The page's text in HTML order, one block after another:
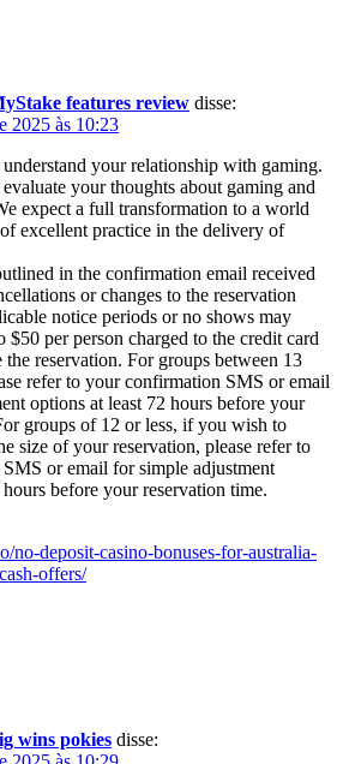
features review disse:
2025 às 10:23
your relationship with gaming.
your thoughts about gaming and
expect a full transformation to a world
excellent practice in the delivery of
in the confirmation email received
or changes to the reservation
notice periods or no shows may
$50 per person charged to the credit card
the reservation. For groups between 13
refer to your confirmation SMS or email
options at least 72 hours before your
groups of 12 or less, if you wish to
size of your reservation, please refer to
or email for simple adjustment
before your reservation time.
no-deposit-casino-bonuses-for-australia-
offers/
wins pokies disse: